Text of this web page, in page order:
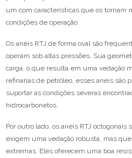
um com características que os tornam
condições de operação.
Os anéis RTJ de forma oval são
operam sob altas pressões. Sua
carga, o que resulta em uma vedação
refinarias de petróleo, esses anéis são
suportar as condições severas
hidrocarbonetos.
Por outro lado, os anéis RTJ
exigem uma vedação robusta, mas
extremas. Eles oferecem uma boa